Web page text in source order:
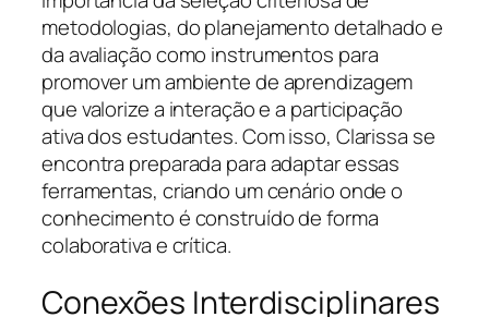
metodologias, do planejamento detalhado e
da avaliação como instrumentos para
promover um ambiente de aprendizagem
que valorize a interação e a participação
ativa dos estudantes. Com isso, Clarissa se
encontra preparada para adaptar essas
ferramentas, criando um cenário onde o
conhecimento é construído de forma
colaborativa e crítica.
Conexões Interdisciplinares